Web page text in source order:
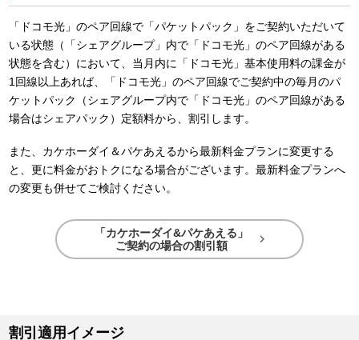
「ドコモ光」のペア回線で「パケットパック」をご契約いただいて
いる状態（「シェアグループ」内で「ドコモ光」のペア回線がある
状態を含む）において、当月内に「ドコモ光」基本使用料の課金が
1回線以上あれば、「ドコモ光」のペア回線でご契約中の毎月のパ
ケットパック（シェアグループ内で「ドコモ光」のペア回線がある
場合はシェアパック）定額料から、割引します。
また、カケホーダイ＆パケあえるから最新料金プランに変更する
と、更に料金がおトクになる場合がございます。最新料金プランへ
の変更も併せてご検討ください。
「カケホーダイ&パケあえる」
ご契約の場合の割引額

割引適用イメージ